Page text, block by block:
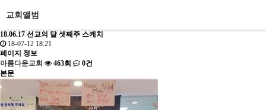
교회앨범
18.06.17 선교의 달 셋째주 스케치
18-07-12 18:21
페이지 정보
아름다운교회
463회
0건
본문